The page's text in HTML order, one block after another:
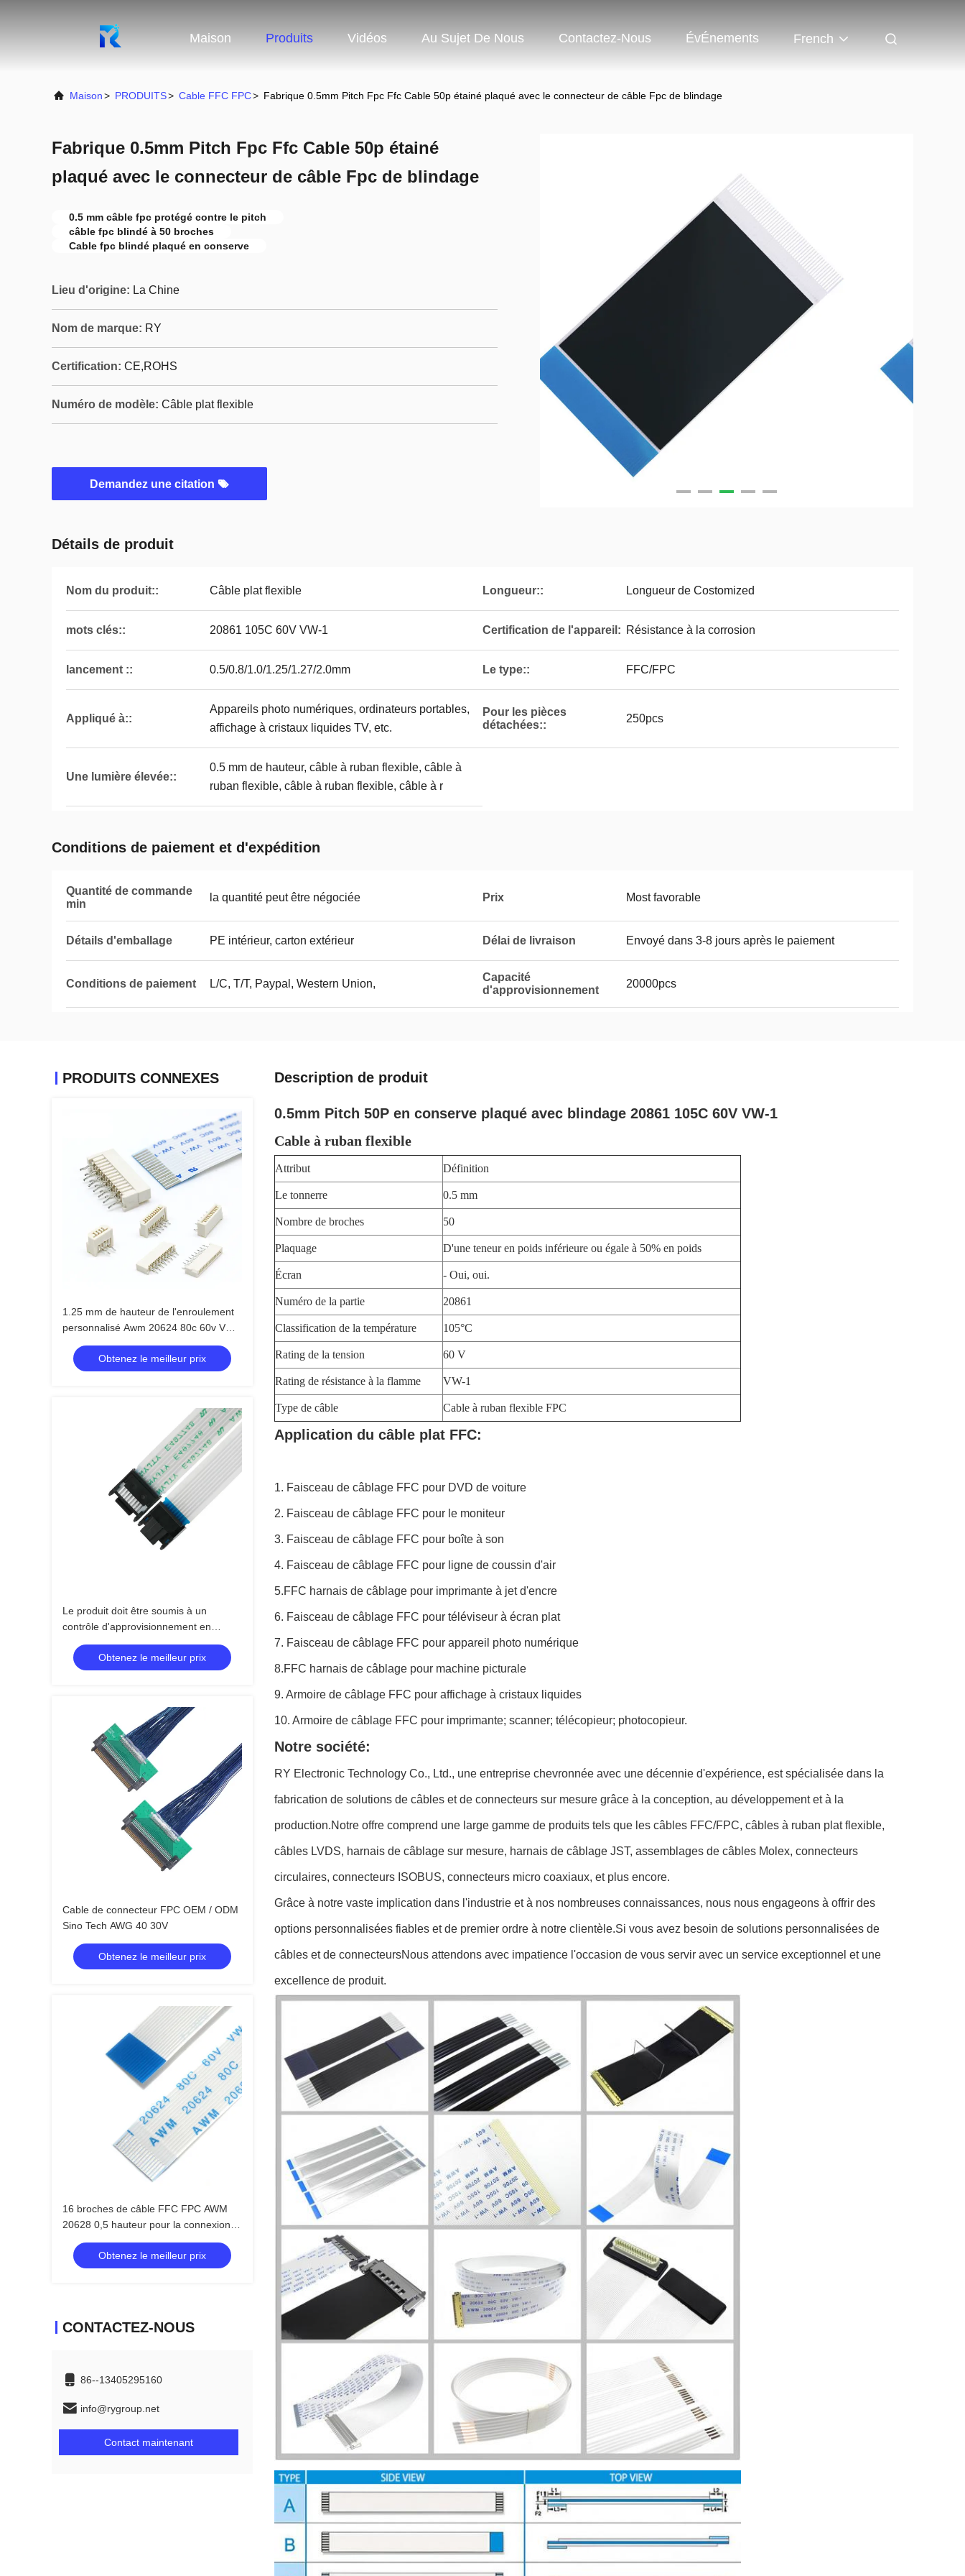
Maison Produits Vidéos Au Sujet De Nous Contactez-Nous ÉvÉnements French
Maison> PRODUITS> Cable FFC FPC> Fabrique 0.5mm Pitch Fpc Ffc Cable 50p étainé plaqué avec le connecteur de câble Fpc de blindage
Fabrique 0.5mm Pitch Fpc Ffc Cable 50p étainé
plaqué avec le connecteur de câble Fpc de blindage
0.5 mm câble fpc protégé contre le pitch
câble fpc blindé à 50 broches
Cable fpc blindé plaqué en conserve
Lieu d'origine: La Chine
Nom de marque: RY
Certification: CE,ROHS
Numéro de modèle: Câble plat flexible
Demandez une citation
Détails de produit
Nom du produit:: Câble plat flexible Longueur:: Longueur de Costomized
mots clés:: 20861 105C 60V VW-1 Certification de l'appareil: Résistance à la corrosion
lancement :: 0.5/0.8/1.0/1.25/1.27/2.0mm Le type:: FFC/FPC
Appliqué à::
Appareils photo numériques, ordinateurs portables,
affichage à cristaux liquides TV, etc.
Pour les pièces
détachées::
250pcs
Une lumière élevée::
0.5 mm de hauteur, câble à ruban flexible, câble à
ruban flexible, câble à ruban flexible, câble à r
Conditions de paiement et d'expédition
Quantité de commande
min
la quantité peut être négociée Prix Most favorable
Détails d'emballage PE intérieur, carton extérieur Délai de livraison Envoyé dans 3-8 jours après le paiement
Conditions de paiement L/C, T/T, Paypal, Western Union,
Capacité
d'approvisionnement
20000pcs
PRODUITS CONNEXES
1.25 mm de hauteur de l'enroulement
personnalisé Awm 20624 80c 60v Vw 1
FFC FPC Connecteur 16 24 45 80 Pin
Harness Flexible Flat Cable PCB
Socket
Obtenez le meilleur prix
Le produit doit être soumis à un
contrôle d'approvisionnement en
énergie propre.
Obtenez le meilleur prix
Cable de connecteur FPC OEM / ODM
Sino Tech AWG 40 30V
Obtenez le meilleur prix
16 broches de câble FFC FPC AWM
20628 0,5 hauteur pour la connexion
PCB avec connecteur d'affichage LVDS
Obtenez le meilleur prix
CONTACTEZ-NOUS
86--13405295160
info@rygroup.net
Contact maintenant
Description de produit
0.5mm Pitch 50P en conserve plaqué avec blindage 20861 105C 60V VW-1
Cable à ruban flexible
Attribut Définition
Le tonnerre 0.5 mm
Nombre de broches 50
Plaquage D'une teneur en poids inférieure ou égale à 50% en poids
Écran - Oui, oui.
Numéro de la partie 20861
Classification de la température 105°C
Rating de la tension 60 V
Rating de résistance à la flamme VW-1
Type de câble Cable à ruban flexible FPC
Application du câble plat FFC:
1. Faisceau de câblage FFC pour DVD de voiture
2. Faisceau de câblage FFC pour le moniteur
3. Faisceau de câblage FFC pour boîte à son
4. Faisceau de câblage FFC pour ligne de coussin d'air
5.FFC harnais de câblage pour imprimante à jet d'encre
6. Faisceau de câblage FFC pour téléviseur à écran plat
7. Faisceau de câblage FFC pour appareil photo numérique
8.FFC harnais de câblage pour machine picturale
9. Armoire de câblage FFC pour affichage à cristaux liquides
10. Armoire de câblage FFC pour imprimante; scanner; télécopieur; photocopieur.
Notre société:
RY Electronic Technology Co., Ltd., une entreprise chevronnée avec une décennie d'expérience, est spécialisée dans la
fabrication de solutions de câbles et de connecteurs sur mesure grâce à la conception, au développement et à la
production.Notre offre comprend une large gamme de produits tels que les câbles FFC/FPC, câbles à ruban plat flexible,
câbles LVDS, harnais de câblage sur mesure, harnais de câblage JST, assemblages de câbles Molex, connecteurs
circulaires, connecteurs ISOBUS, connecteurs micro coaxiaux, et plus encore.
Grâce à notre vaste implication dans l'industrie et à nos nombreuses connaissances, nous nous engageons à offrir des
options personnalisées fiables et de premier ordre à notre clientèle.Si vous avez besoin de solutions personnalisées de
câbles et de connecteursNous attendons avec impatience l'occasion de vous servir avec un service exceptionnel et une
excellence de produit.